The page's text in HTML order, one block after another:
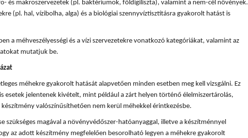
és makroszervezetek (pl. baktériumok, földigiliszta), valamint a nem-cél növények.
(pl. hal, vízibolha, alga) és a biológiai szennyvíztisztításra gyakorolt hatást is
a méhveszélyességi és a vízi szervezetekre vonatkozó kategóriákat, valamint az
mutatjuk be.
méhekre gyakorolt hatását alapvetően minden esetben meg kell vizsgálni. Ez
esetek jelentenek kivételt, mint például a zárt helyen történő élelmiszertárolás,
készítmény valószínűsíthetően nem kerül méhekkel érintkezésbe.
szükséges magával a növényvédőszer-hatóanyaggal, illetve a készítménnyel
az adott készítmény megfelelően besorolható legyen a méhekre gyakorolt